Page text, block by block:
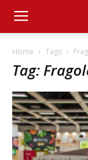
Home Tags
Tag: